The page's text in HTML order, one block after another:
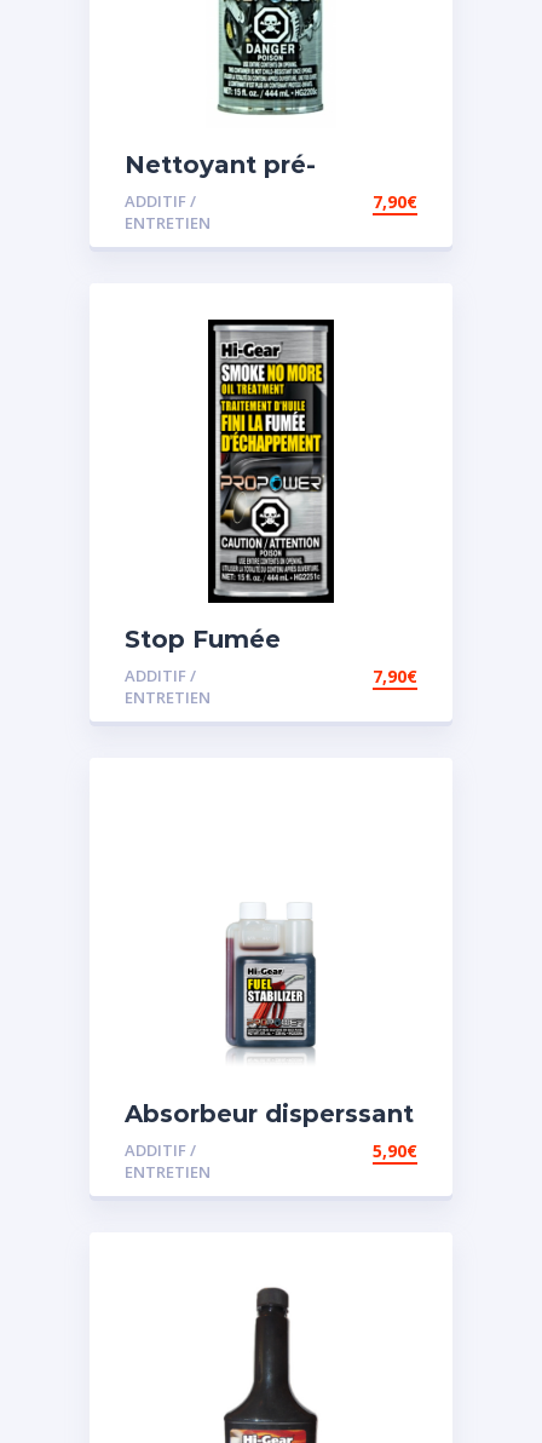
Nettoyant pré-
vidange
ADDITIF /
ENTRETIEN
7,90€
Stop Fumée
ADDITIF /
ENTRETIEN
7,90€
Absorbeur disperssant
d’eau pour carburant
ADDITIF /
ENTRETIEN
5,90€